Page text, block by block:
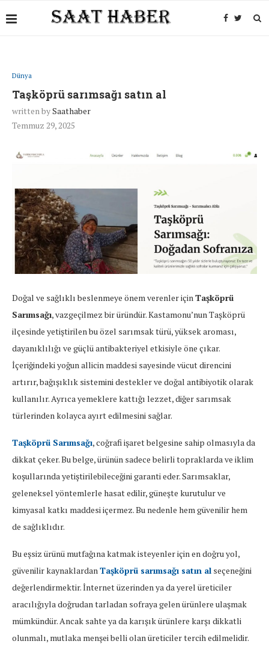
Dünya
Taşköprü sarımsağı satın al
written bySaathaber
Temmuz 29, 2025
Doğal ve sağlıklı beslenmeye önem verenler içinTaşköprü
Sarımsağı, vazgeçilmez bir üründür. Kastamonu’nun Taşköprü
ilçesinde yetiştirilen bu özel sarımsak türü, yüksek aroması,
dayanıklılığı ve güçlü antibakteriyel etkisiyle öne çıkar.
İçeriğindeki yoğun allicin maddesi sayesinde vücut direncini
artırır, bağışıklık sistemini destekler ve doğal antibiyotik olarak
kullanılır. Ayrıca yemeklere kattığı lezzet, diğer sarımsak
türlerinden kolayca ayırt edilmesini sağlar.
Taşköprü Sarımsağı, coğrafi işaret belgesine sahip olmasıyla da
dikkat çeker. Bu belge, ürünün sadece belirli topraklarda ve iklim
koşullarında yetiştirilebileceğini garanti eder. Sarımsaklar,
geleneksel yöntemlerle hasat edilir, güneşte kurutulur ve
kimyasal katkı maddesi içermez. Bu nedenle hem güvenilir hem
de sağlıklıdır.
Bu eşsiz ürünü mutfağına katmak isteyenler için en doğru yol,
güvenilir kaynaklardanTaşköprü sarımsağı satın al seçeneğini
değerlendirmektir. İnternet üzerinden ya da yerel üreticiler
aracılığıyla doğrudan tarladan sofraya gelen ürünlere ulaşmak
mümkündür. Ancak sahte ya da karışık ürünlere karşı dikkatli
olunmalı, mutlaka menşei belli olan üreticiler tercih edilmelidir.